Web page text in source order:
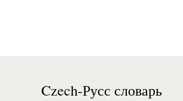
Czech-Русс словарь